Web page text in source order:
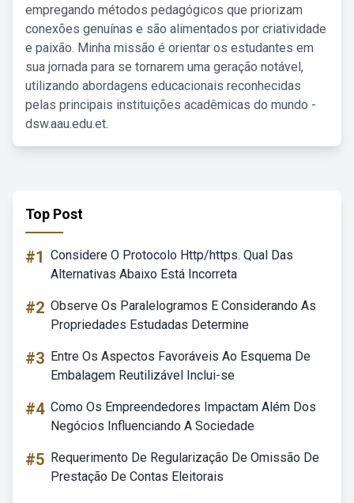
empregando métodos pedagógicos que priorizam
conexões genuínas e são alimentados por criatividade
e paixão. Minha missão é orientar os estudantes em
sua jornada para se tornarem uma geração notável,
utilizando abordagens educacionais reconhecidas
pelas principais instituições acadêmicas do mundo -
dsw.aau.edu.et.
Top Post
#1 Considere O Protocolo Http/https. Qual Das
Alternativas Abaixo Está Incorreta
#2 Observe Os Paralelogramos E Considerando As
Propriedades Estudadas Determine
#3 Entre Os Aspectos Favoráveis Ao Esquema De
Embalagem Reutilizável Inclui-se
#4 Como Os Empreendedores Impactam Além Dos
Negócios Influenciando A Sociedade
#5 Requerimento De Regularização De Omissão De
Prestação De Contas Eleitorais